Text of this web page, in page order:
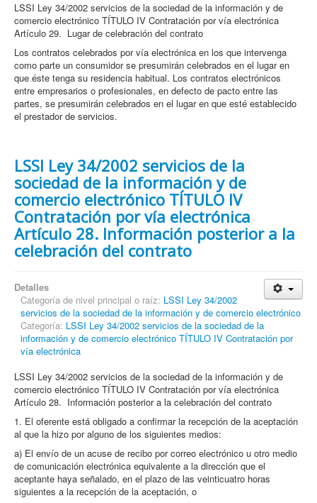
LSSI Ley 34/2002 servicios de la sociedad de la información y de
comercio electrónico TÍTULO IV Contratación por vía electrónica
Artículo 29. Lugar de celebración del contrato
Los contratos celebrados por vía electrónica en los que intervenga
como parte un consumidor se presumirán celebrados en el lugar en
que éste tenga su residencia habitual. Los contratos electrónicos
entre empresarios o profesionales, en defecto de pacto entre las
partes, se presumirán celebrados en el lugar en que esté establecido
el prestador de servicios.
LSSI Ley 34/2002 servicios de la
sociedad de la información y de
comercio electrónico TÍTULO IV
Contratación por vía electrónica
Artículo 28. Información posterior a la
celebración del contrato
Detalles
Categoría de nivel principal o raíz: LSSI Ley 34/2002
servicios de la sociedad de la información y de comercio electrónico
Categoría: LSSI Ley 34/2002 servicios de la sociedad de la
información y de comercio electrónico TÍTULO IV Contratación por
vía electrónica
LSSI Ley 34/2002 servicios de la sociedad de la información y de
comercio electrónico TÍTULO IV Contratación por vía electrónica
Artículo 28. Información posterior a la celebración del contrato
1. El oferente está obligado a confirmar la recepción de la aceptación
al que la hizo por alguno de los siguientes medios:
a) El envío de un acuse de recibo por correo electrónico u otro medio
de comunicación electrónica equivalente a la dirección que el
aceptante haya señalado, en el plazo de las veinticuatro horas
siguientes a la recepción de la aceptación, o